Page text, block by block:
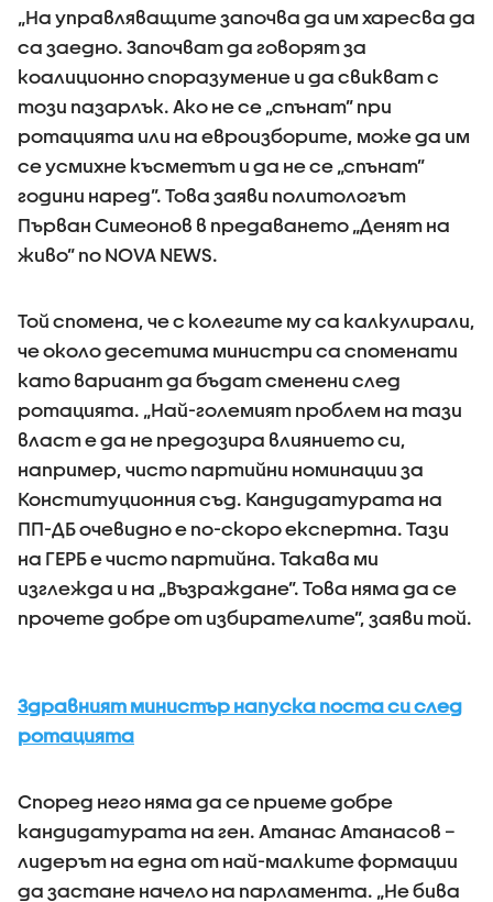
„На управляващите започва да им харесва да
са заедно. Започват да говорят за
коалиционно споразумение и да свикват с
този пазарлък. Ако не се „спънат” при
ротацията или на евроизборите, може да им
се усмихне късметът и да не се „спънат”
години наред”. Това заяви политологът
Първан Симеонов в предаването „Денят на
живо” по NOVA NEWS.
Той спомена, че с колегите му са калкулирали,
че около десетима министри са споменати
като вариант да бъдат сменени след
ротацията. „Най-големият проблем на тази
власт е да не предозира влиянието си,
например, чисто партийни номинации за
Конституционния съд. Кандидатурата на
ПП-ДБ очевидно е по-скоро експертна. Тази
на ГЕРБ е чисто партийна. Такава ми
изглежда и на „Възраждане”. Това няма да се
прочете добре от избирателите”, заяви той.
Здравният министър напуска поста си след
ротацията
Според него няма да се приеме добре
кандидатурата на ген. Атанас Атанасов –
лидерът на една от най-малките формации
да застане начело на парламента. „Не бива